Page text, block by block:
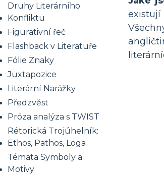
Druhy Literárního
Konfliktu
Figurativní řeč
Flashback v Literatuře
Fólie Znaky
Juxtapozice
Literární Narážky
Předzvěst
Próza analýza s TWIST
Rétorická Trojúhelník:
Ethos, Pathos, Loga
Témata Symboly a
Motivy
existují